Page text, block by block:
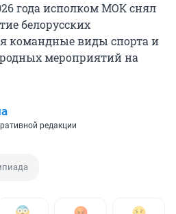
года исполком МОК снял
белорусских
командные виды спорта и
мероприятий на
редакции